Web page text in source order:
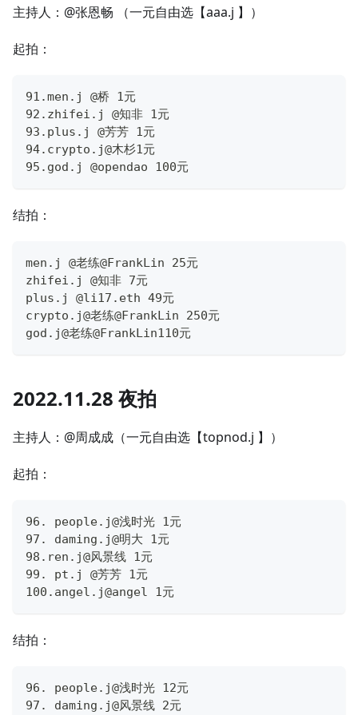
主持人：@张恩畅 （一元自由选【aaa.j 】）
起拍：
91.men.j @桥 1元
92.zhifei.j @知非 1元
93.plus.j @芳芳 1元
94.crypto.j@木杉1元
95.god.j @opendao 100元
结拍：
men.j @老练@FrankLin 25元
zhifei.j @知非 7元
plus.j @li17.eth 49元
crypto.j@老练@FrankLin 250元
god.j@老练@FrankLin110元
2022.11.28 夜拍
主持人：@周成成（一元自由选【topnod.j 】）
起拍：
96. people.j@浅时光 1元
97. daming.j@明大 1元
98.ren.j@风景线 1元
99. pt.j @芳芳 1元
100.angel.j@angel 1元
结拍：
96. people.j@浅时光 12元
97. daming.j@风景线 2元